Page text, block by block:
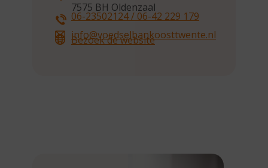
7575 BH Oldenzaal
06-23502124 / 06-42 229 179
info@voedselbankoosttwente.nl
Bezoek de website